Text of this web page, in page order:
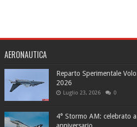
AERONAUTICA
Reparto Sperimentale
2026
Luglio 23, 2026 0
4° Stormo AM: celebrato
anniversario